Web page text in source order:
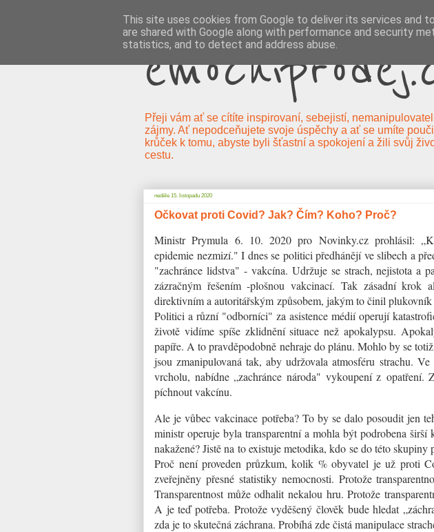
Přeji vám ať se cítíte inspirovaní, sebejistí,
zájmy. Ať nepodceňujete svoje úspěchy a ať se umíte
krůček k tomu, abyste byli šťastní a spokojení a žili svůj
cestu.
neděle 15. listopadu 2020
Očkovat proti Covid? Jak? Čím? Koho? Proč?
Ministr Prymula 6. 10. 2020 pro Novinky.cz prohlásil:
epidemie nezmizí." I dnes se politici předhánějí ve slibech a
"zachránce lidstva" - vakcína. Udržuje se strach, nejistota a
zázračným řešením -plošnou vakcinací. Tak zásadní krok
direktivním a autoritářským způsobem, jakým to činil
Politici a různí "odborníci" za asistence médií operují
životě vidíme spíše zklidnění situace než apokalypsu.
papíře. A to pravděpodobně nehraje do plánu. Mohlo by se
jsou zmanipulovaná tak, aby udržovala atmosféru strachu.
vrcholu, nabídne „zachránce národa" vykoupení z opatření.
píchnout vakcínu.
Ale je vůbec vakcinace potřeba? To by se dalo posoudit jen
ministr operuje byla transparentní a mohla být podrobena širší
nakažené? Jistě na to existuje metodika, kdo se do této skupiny
Proč není proveden průzkum, kolik % obyvatel je už proti
zveřejněny přesné statistiky nemocnosti. Protože
Transparentnost může odhalit nekalou hru. Protože
A je teď potřeba. Protože vyděšený člověk bude hledat
zda je to skutečná záchrana. Probíhá zde čistá manipulace
This site uses cookies from Google to deliver its services and
are shared with Google along with performance and security
statistics, and to detect and address abuse.